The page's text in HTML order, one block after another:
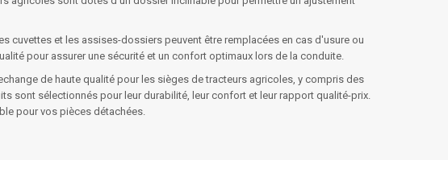
cuvettes et les assises-dossiers peuvent être remplacées en cas d'usure ou
pour assurer une sécurité et un confort optimaux lors de la conduite.
de haute qualité pour les sièges de tracteurs agricoles, y compris des
sont sélectionnés pour leur durabilité, leur confort et leur rapport qualité-prix.
pour vos pièces détachées.